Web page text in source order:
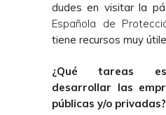
dudes en visitar la
Española de
tiene recursos muy
¿Qué tareas
desarrollar las
públicas y/o privadas?